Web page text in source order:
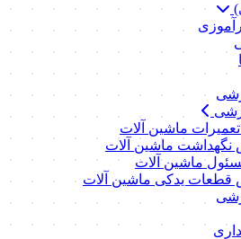
ماشین آلات
ماشین آلات
ماشین آلات
یدکی ماشین آلات